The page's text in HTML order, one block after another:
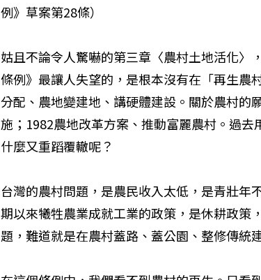
例》草案第28條）
姑且不論令人驚嚇的第三章〈農村土地活化〉
條例》最讓人失望的，是根本沒有在「再生農
分配、農地變建地、講硬體建設。關於農村的
施；1982農地改革方案、推動富麗農村。過
什麼又重蹈覆轍呢？
台灣的農村問題，是農民收入太低，是青壯年
期以來犧牲農業成就工業的政策，是休耕政策
題，難道就是在農村蓋路、蓋公園、整修傳統